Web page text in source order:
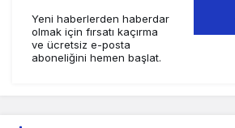
Yeni haberlerden haberdar
olmak için fırsatı kaçırma
ve ücretsiz e-posta
aboneliğini hemen başlat.